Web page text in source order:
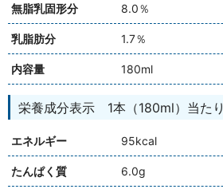
無脂乳固形分 8.0％
乳脂肪分 1.7％
内容量 180ml
栄養成分表示 1本（180ml）当たり
エネルギー 95kcal
たんぱく質 6.0g